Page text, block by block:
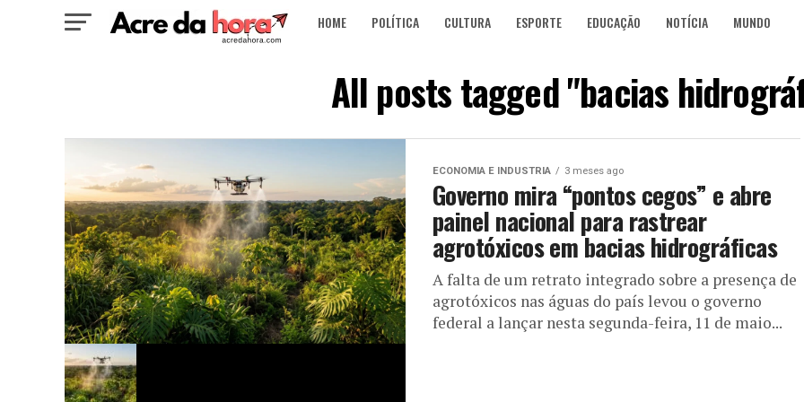
HOME POLÍTICA CULTURA ESPORTE EDUCAÇÃO NOTÍCIA MUNDO
All posts tagged "bacias
ECONOMIA E INDUSTRIA 3 meses ago
Governo mira “pontos cegos” e abre
painel nacional para rastrear
agrotóxicos em bacias hidrográficas
A falta de um retrato integrado sobre a presença de
agrotóxicos nas águas do país levou o governo
federal a lançar nesta segunda-feira, 11 de maio...